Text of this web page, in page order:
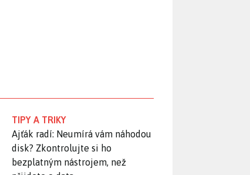
TIPY A TRIKY
Ajťák radí: Neumírá vám náhodou
disk? Zkontrolujte si ho
bezplatným nástrojem, než